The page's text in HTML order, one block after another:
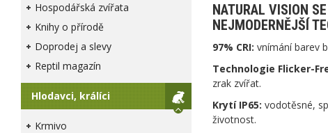
Hospodářská zvířata
Knihy o přírodě
Doprodej a slevy
Reptil magazín
Hlodavci, králíci
Krmivo
NATURAL VISION
NEJMODERNĚJŠÍ
97% CRI: vnímání barev
Technologie Flicker-
zrak zvířat.
Krytí IP65: vodotěsné,
životnost.